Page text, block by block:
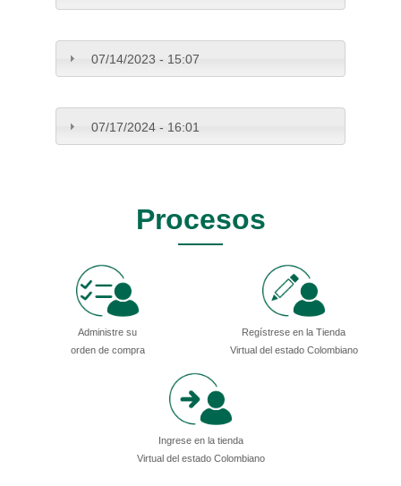
07/14/2023 - 15:07
07/17/2024 - 16:01
Procesos
Administre su
orden de compra
Regístrese en la Tienda
Virtual del estado Colombiano
Ingrese en la tienda
Virtual del estado Colombiano